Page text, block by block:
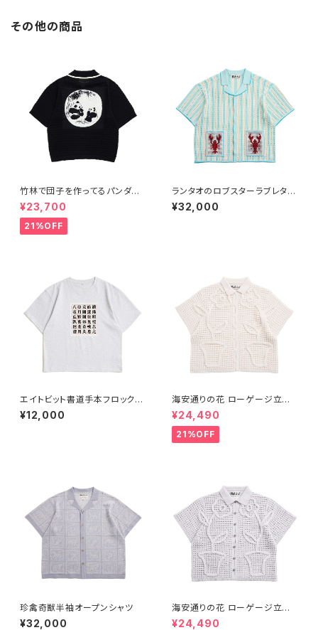
その他の商品
竹林で団子を作ってるパンダた
ち ポロシャツ‐黒
¥23,700
21%OFF
ランタオのロブスターラブレター
半袖オープンシャツ 水色
¥32,000
エイトビット書道手本フロックT
シャツ ‐ グレー
¥12,000
海安通りの花 ローゲージ立体
オープンシャツ- アイボリー
¥24,490
21%OFF
珍禽奇獣半袖オープンシャツ
¥32,000
海安通りの花 ローゲージ立体
オープンシャツ- ライトグレー
¥24,490